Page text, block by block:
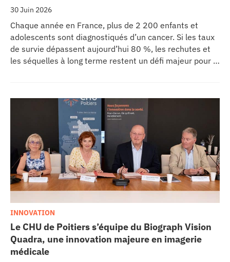
30 Juin 2026
Chaque année en France, plus de 2 200 enfants et
adolescents sont diagnostiqués d’un cancer. Si les taux
de survie dépassent aujourd’hui 80 %, les rechutes et
les séquelles à long terme restent un défi majeur pour la
l’Oncopole Claudius Regaud et de leurs partenaires,
lancent CIRCLE, un centre de recherche d’excellence
dédié aux cancers pédiatriques.
Le CHU de Poitiers s’équipe du Biograph Vision
Quadra, une innovation majeure en imagerie
médicale
INNOVATION